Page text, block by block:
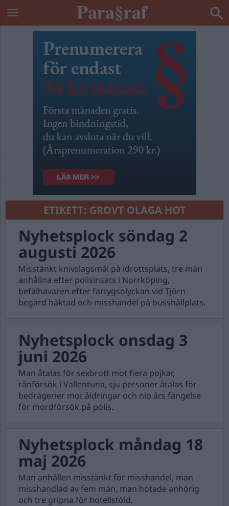
ETIKETT: GROVT OLAGA HOT
Nyhetsplock söndag 2
augusti 2026
Misstänkt knivslagsmål på idrottsplats, tre män
anhållna efter polisinsats i Norrköping,
befälhavaren efter fartygsolyckan vid Tjörn
begärd häktad och misshandel på busshållplats.
Nyhetsplock onsdag 3
juni 2026
Man åtalas för sexbrott mot flera pojkar,
rånförsök i Vallentuna, sju personer åtalas för
bedrägerier mot åldringar och nio års fängelse
för mordförsök på polis.
Nyhetsplock måndag 18
maj 2026
Man anhållen misstänkt för misshandel, man
misshandlad av fem män, man hotade anhörig
och tre gripna för hotellstöld.